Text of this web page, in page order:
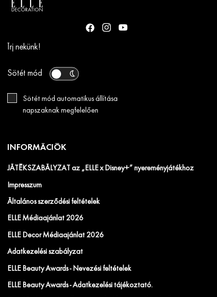
Írj nekünk!
Sötét mód
Sötét mód automatikus állítása
napszaknak megfelelően
INFORMÁCIÓK
JÁTÉKSZABÁLYZAT az „ELLE x Disney+” nyereményjátékhoz
Impresszum
Általános szerződési feltételek
ELLE Médiaajánlat 2026
ELLE Decor Médiaajánlat 2026
Adatkezelési szabályzat
ELLE Beauty Awards - Nevezési feltételek
ELLE Beauty Awards - Adatkezelési tájékoztató.